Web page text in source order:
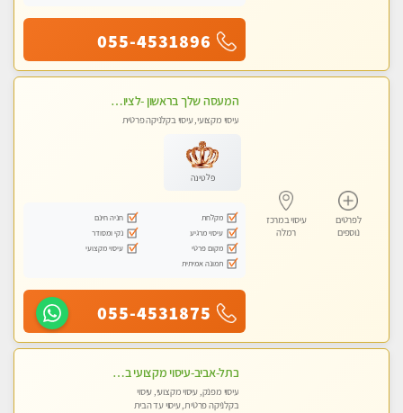
055-4531896
לפרטים
נוספים
עיסוי במרכז
רמלה
המעסה שלך בראשון -לציון מקצועי ומפנק ללא מין !!
עיסוי מקצועי, עיסוי בקלניקה פרטית
פלטינה
מקלחת
חניה חינם
עיסוי מרגיע
נקי ומסודר
מקום פרטי
עיסוי מקצועי
תמונה אמיתית
055-4531875
בתל-אביב-עיסוי מקצועי ברמה אחת מעל הכולל אבנים חמות רקמות עמוק בשילוב של כל סוגי העיסוי.
עיסוי מפנק, עיסוי מקצועי, עיסוי
בקלניקה פרטית, עיסוי עד הבית